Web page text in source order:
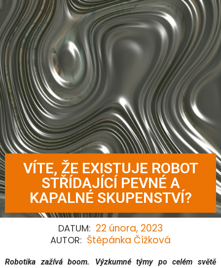
VÍTE, ŽE EXISTUJE ROBOT
STŘÍDAJÍCÍ PEVNÉ A
KAPALNÉ SKUPENSTVÍ?
DATUM: 22 února, 2023
AUTOR: Štěpánka Čížková
Robotika zažívá boom. Výzkumné týmy po celém světě